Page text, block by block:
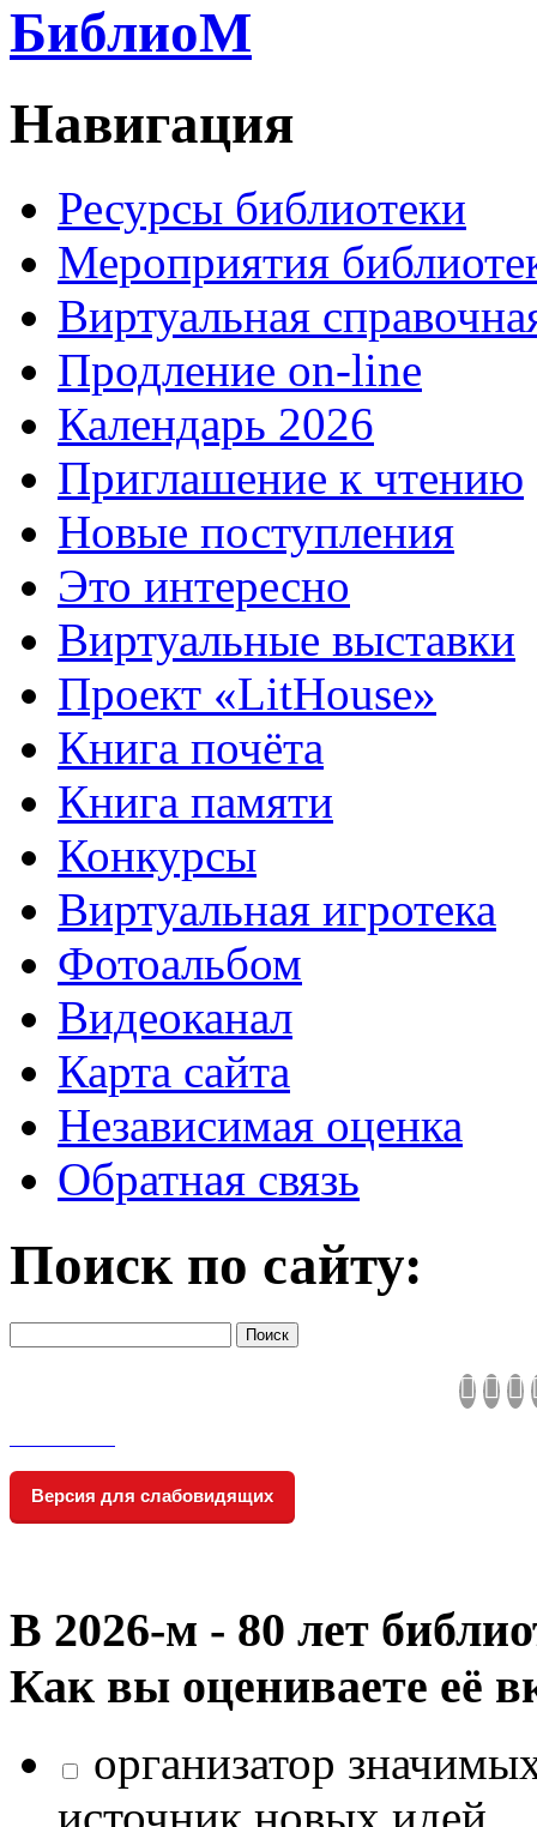
БиблиоМ
Навигация
Ресурсы библиотеки
Мероприятия
Виртуальная
Продление on-line
Календарь 2026
Приглашение к чтению
Новые поступления
Это интересно
Виртуальные выставки
Проект «LitHouse»
Книга почёта
Книга памяти
Конкурсы
Виртуальная игротека
Фотоальбом
Видеоканал
Карта сайта
Независимая оценка
Обратная связь
Поиск по сайту:
Версия для слабовидящих
В 2026‑м - 80 лет
Как вы оцениваете её
организатор